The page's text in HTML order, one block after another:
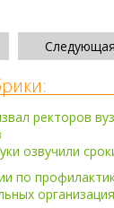
ректоров
озвучили
по